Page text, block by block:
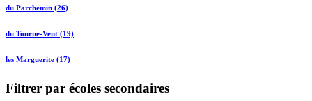
du Parchemin (26)
du Tourne-Vent (19)
les Marguerite (17)
Filtrer par écoles secondaires